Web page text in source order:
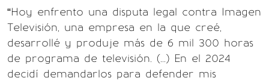
“Hoy enfrento una disputa legal contra Imagen
Televisión, una empresa en la que creé,
desarrollé y produje más de 6 mil 300 horas
de programa de televisión. (...) En el 2024
decidí demandarlos para defender mis